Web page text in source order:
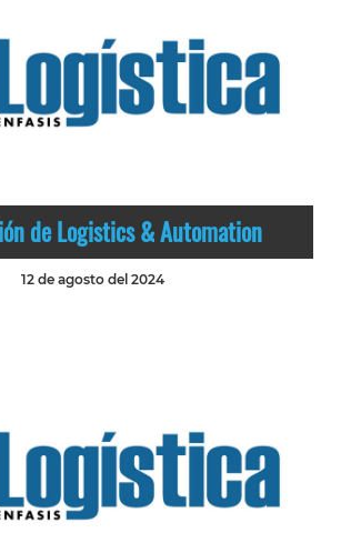
de Logistics & Automation
12 de agosto del 2024